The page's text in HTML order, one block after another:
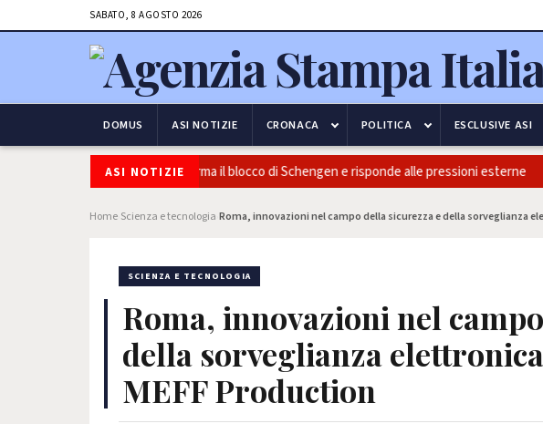
SABATO, 8 AGOSTO 2026
DOMUS ASI NOTIZIE CRONACA POLITICA ESCLUSIVE ASI
ASI NOTIZIE
e frontiere: l’Italia conferma il blocco di Schengen e risponde alle pressioni esterne
Home Scienza e tecnologia Roma, innovazioni nel campo della sicurezza e della sorveglianza
SCIENZA E TECNOLOGIA
Roma, innovazioni nel
della sorveglianza
MEFF Production